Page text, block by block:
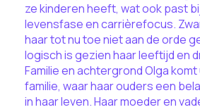
ze kinderen heeft, wat ook past
levensfase en carrièrefocus.
haar tot nu toe niet aan de orde
logisch is gezien haar leeftijd en
Familie en achtergrond Olga
familie, waar haar ouders een
in haar leven. Haar moeder en